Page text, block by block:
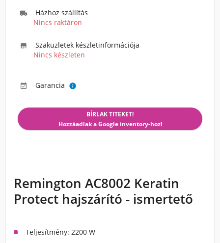

Házhoz szállítás
Nincs raktáron

Szaküzletek készletinformációja
Nincs készleten
 Garancia 
BÍRLAK TITEKET!
Hozzáadlak a Google inventory-hoz!
Remington AC8002 Keratin
Protect hajszárító - ismertető
Teljesítmény: 2200 W